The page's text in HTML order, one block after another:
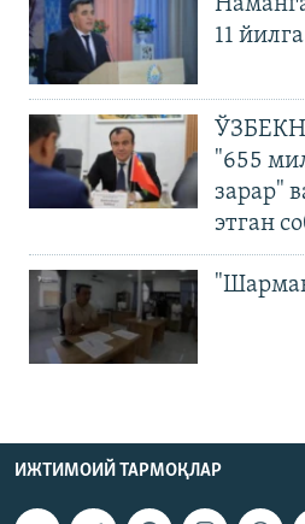
11
"655
зарар"
этган
ИЖТИМОИЙ ТАРМОҚЛАР